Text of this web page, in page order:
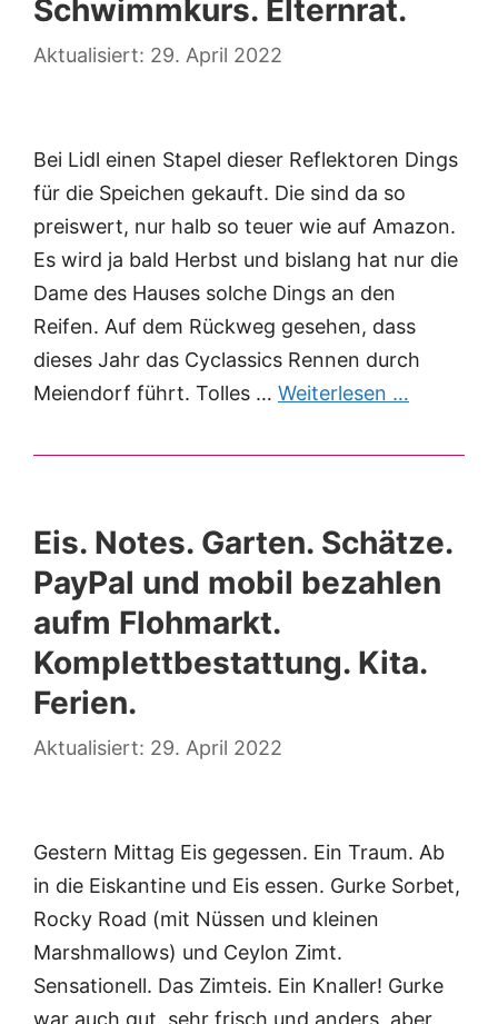
Schwimmkurs. Elternrat.
29. April 2022
Bei Lidl einen Stapel dieser Reflektoren Dings
für die Speichen gekauft. Die sind da so
preiswert, nur halb so teuer wie auf Amazon.
Es wird ja bald Herbst und bislang hat nur die
Dame des Hauses solche Dings an den
Reifen. Auf dem Rückweg gesehen, dass
dieses Jahr das Cyclassics Rennen durch
Meiendorf führt. Tolles … Weiterlesen …
Eis. Notes. Garten. Schätze.
PayPal und mobil bezahlen
aufm Flohmarkt.
Komplettbestattung. Kita.
Ferien.
29. April 2022
Gestern Mittag Eis gegessen. Ein Traum. Ab
in die Eiskantine und Eis essen. Gurke Sorbet,
Rocky Road (mit Nüssen und kleinen
Marshmallows) und Ceylon Zimt.
Sensationell. Das Zimteis. Ein Knaller! Gurke
war auch gut, sehr frisch und anders, aber